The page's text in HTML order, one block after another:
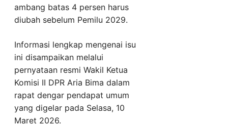
ambang batas 4 persen harus
diubah sebelum Pemilu 2029.
Informasi lengkap mengenai isu
ini disampaikan melalui
pernyataan resmi Wakil Ketua
Komisi II DPR Aria Bima dalam
rapat dengar pendapat umum
yang digelar pada Selasa, 10
Maret 2026.